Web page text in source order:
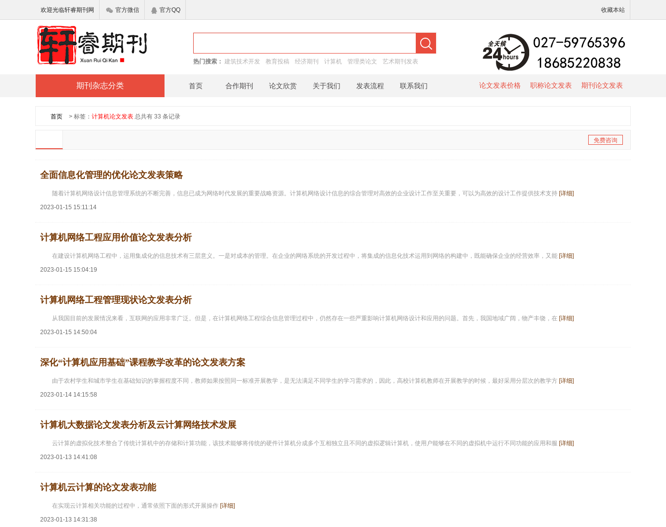
欢迎光临轩睿期刊网 官方微信 官方QQ 收藏本站
热门搜索： 建筑技术开发 教育投稿 经济期刊 计算机 管理类论文 艺术期刊发表
期刊杂志分类 首页 合作期刊 论文欣赏 关于我们 发表流程 联系我们 论文发表价格 职称论文发表 期刊论文发表
首页 > 标签： 计算机论文发表 总共有 33 条记录
免费咨询
全面信息化管理的优化论文发表策略
随着计算机网络设计信息管理系统的不断完善，信息已成为网络时代发展的重要战略资源。计算机网络设计信息的综合管理对高效的企业设计工作至关重要，可以为高效的设计工作提供技术支持 [详细]
2023-01-15 15:11:14
计算机网络工程应用价值论文发表分析
在建设计算机网络工程中，运用集成化的信息技术有三层意义。一是对成本的管理。在企业的网络系统的开发过程中，将集成的信息化技术运用到网络的构建中，既能确保企业的经营效率，又能 [详细]
2023-01-15 15:04:19
计算机网络工程管理现状论文发表分析
从我国目前的发展情况来看，互联网的应用非常广泛。但是，在计算机网络工程综合信息管理过程中，仍然存在一些严重影响计算机网络设计和应用的问题。首先，我国地域广阔，物产丰饶，在 [详细]
2023-01-15 14:50:04
深化“计算机应用基础”课程教学改革的论文发表方案
由于农村学生和城市学生在基础知识的掌握程度不同，教师如果按照同一标准开展教学，是无法满足不同学生的学习需求的，因此，高校计算机教师在开展教学的时候，最好采用分层次的教学方 [详细]
2023-01-14 14:15:58
计算机大数据论文发表分析及云计算网络技术发展
云计算的虚拟化技术整合了传统计算机中的存储和计算功能，该技术能够将传统的硬件计算机分成多个互相独立且不同的虚拟逻辑计算机，使用户能够在不同的虚拟机中运行不同功能的应用和服 [详细]
2023-01-13 14:41:08
计算机云计算的论文发表功能
在实现云计算相关功能的过程中，通常依照下面的形式开展操作 [详细]
2023-01-13 14:31:38